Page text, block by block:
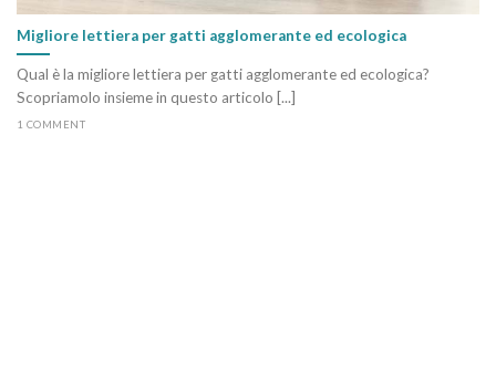
Migliore lettiera per gatti agglomerante ed ecologica
Qual è la migliore lettiera per gatti agglomerante ed ecologica?
Scopriamolo insieme in questo articolo [...]
1 COMMENT